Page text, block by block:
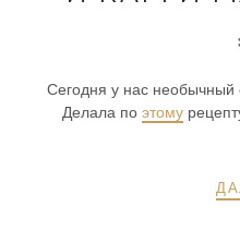
Сегодня у нас необычный
Делала по этому